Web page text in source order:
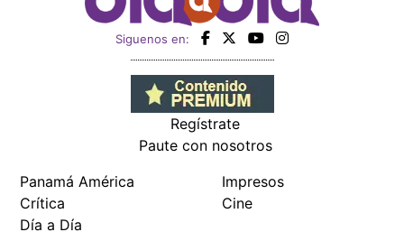
Siguenos en:
Regístrate
Paute con nosotros
Panamá América
Crítica
Día a Día
Impresos
Cine